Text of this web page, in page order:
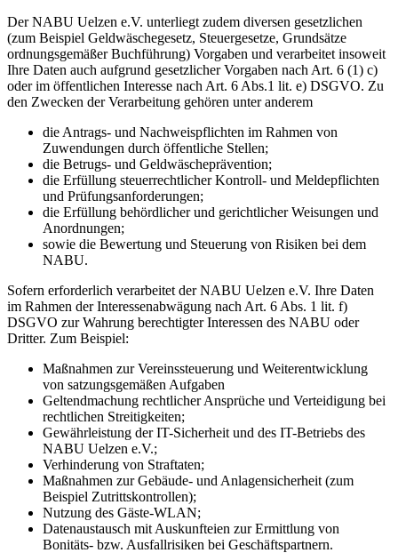
Der NABU Uelzen e.V. unterliegt zudem diversen gesetzlichen
(zum Beispiel Geldwäschegesetz, Steuergesetze, Grundsätze
ordnungsgemäßer Buchführung) Vorgaben und verarbeitet insoweit
Ihre Daten auch aufgrund gesetzlicher Vorgaben nach Art. 6 (1) c)
oder im öffentlichen Interesse nach Art. 6 Abs.1 lit. e) DSGVO. Zu
den Zwecken der Verarbeitung gehören unter anderem
die Antrags- und Nachweispflichten im Rahmen von
Zuwendungen durch öffentliche Stellen;
die Betrugs- und Geldwäscheprävention;
die Erfüllung steuerrechtlicher Kontroll- und Meldepflichten
und Prüfungsanforderungen;
die Erfüllung behördlicher und gerichtlicher Weisungen und
Anordnungen;
sowie die Bewertung und Steuerung von Risiken bei dem
NABU.
Sofern erforderlich verarbeitet der NABU Uelzen e.V. Ihre Daten
im Rahmen der Interessenabwägung nach Art. 6 Abs. 1 lit. f)
DSGVO zur Wahrung berechtigter Interessen des NABU oder
Dritter. Zum Beispiel:
Maßnahmen zur Vereinssteuerung und Weiterentwicklung
von satzungsgemäßen Aufgaben
Geltendmachung rechtlicher Ansprüche und Verteidigung bei
rechtlichen Streitigkeiten;
Gewährleistung der IT-Sicherheit und des IT-Betriebs des
NABU Uelzen e.V.;
Verhinderung von Straftaten;
Maßnahmen zur Gebäude- und Anlagensicherheit (zum
Beispiel Zutrittskontrollen);
Nutzung des Gäste-WLAN;
Datenaustausch mit Auskunfteien zur Ermittlung von
Bonitäts- bzw. Ausfallrisiken bei Geschäftspartnern.